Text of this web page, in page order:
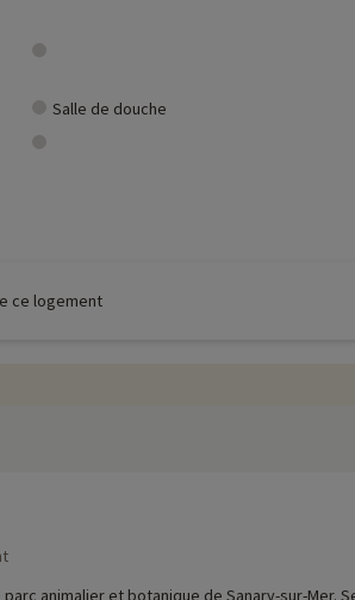
Salle de douche
ce logement
animalier et botanique de Sanary-sur-